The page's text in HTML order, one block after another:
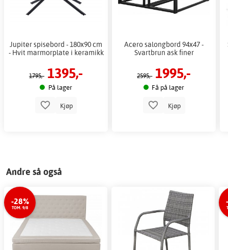
Jupiter spisebord - 180x90 cm
- Hvit marmorplate i keramikk
1795,- 1395,-
På lager
Kjøp
Acero salongbord 94x47 -
Svartbrun ask finer
2595,- 1995,-
Få på lager
Kjøp
Andre så også
-28%
TOM. 9/8